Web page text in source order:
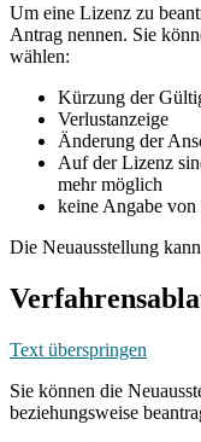
Um eine Lizenz zu
Antrag nennen. Sie
wählen:
Kürzung der
Verlustanzeige
Änderung der
Auf der Lizenz
mehr möglich
keine Angabe von
Die Neuausstellung
Text überspringen
Sie können die
beziehungsweise